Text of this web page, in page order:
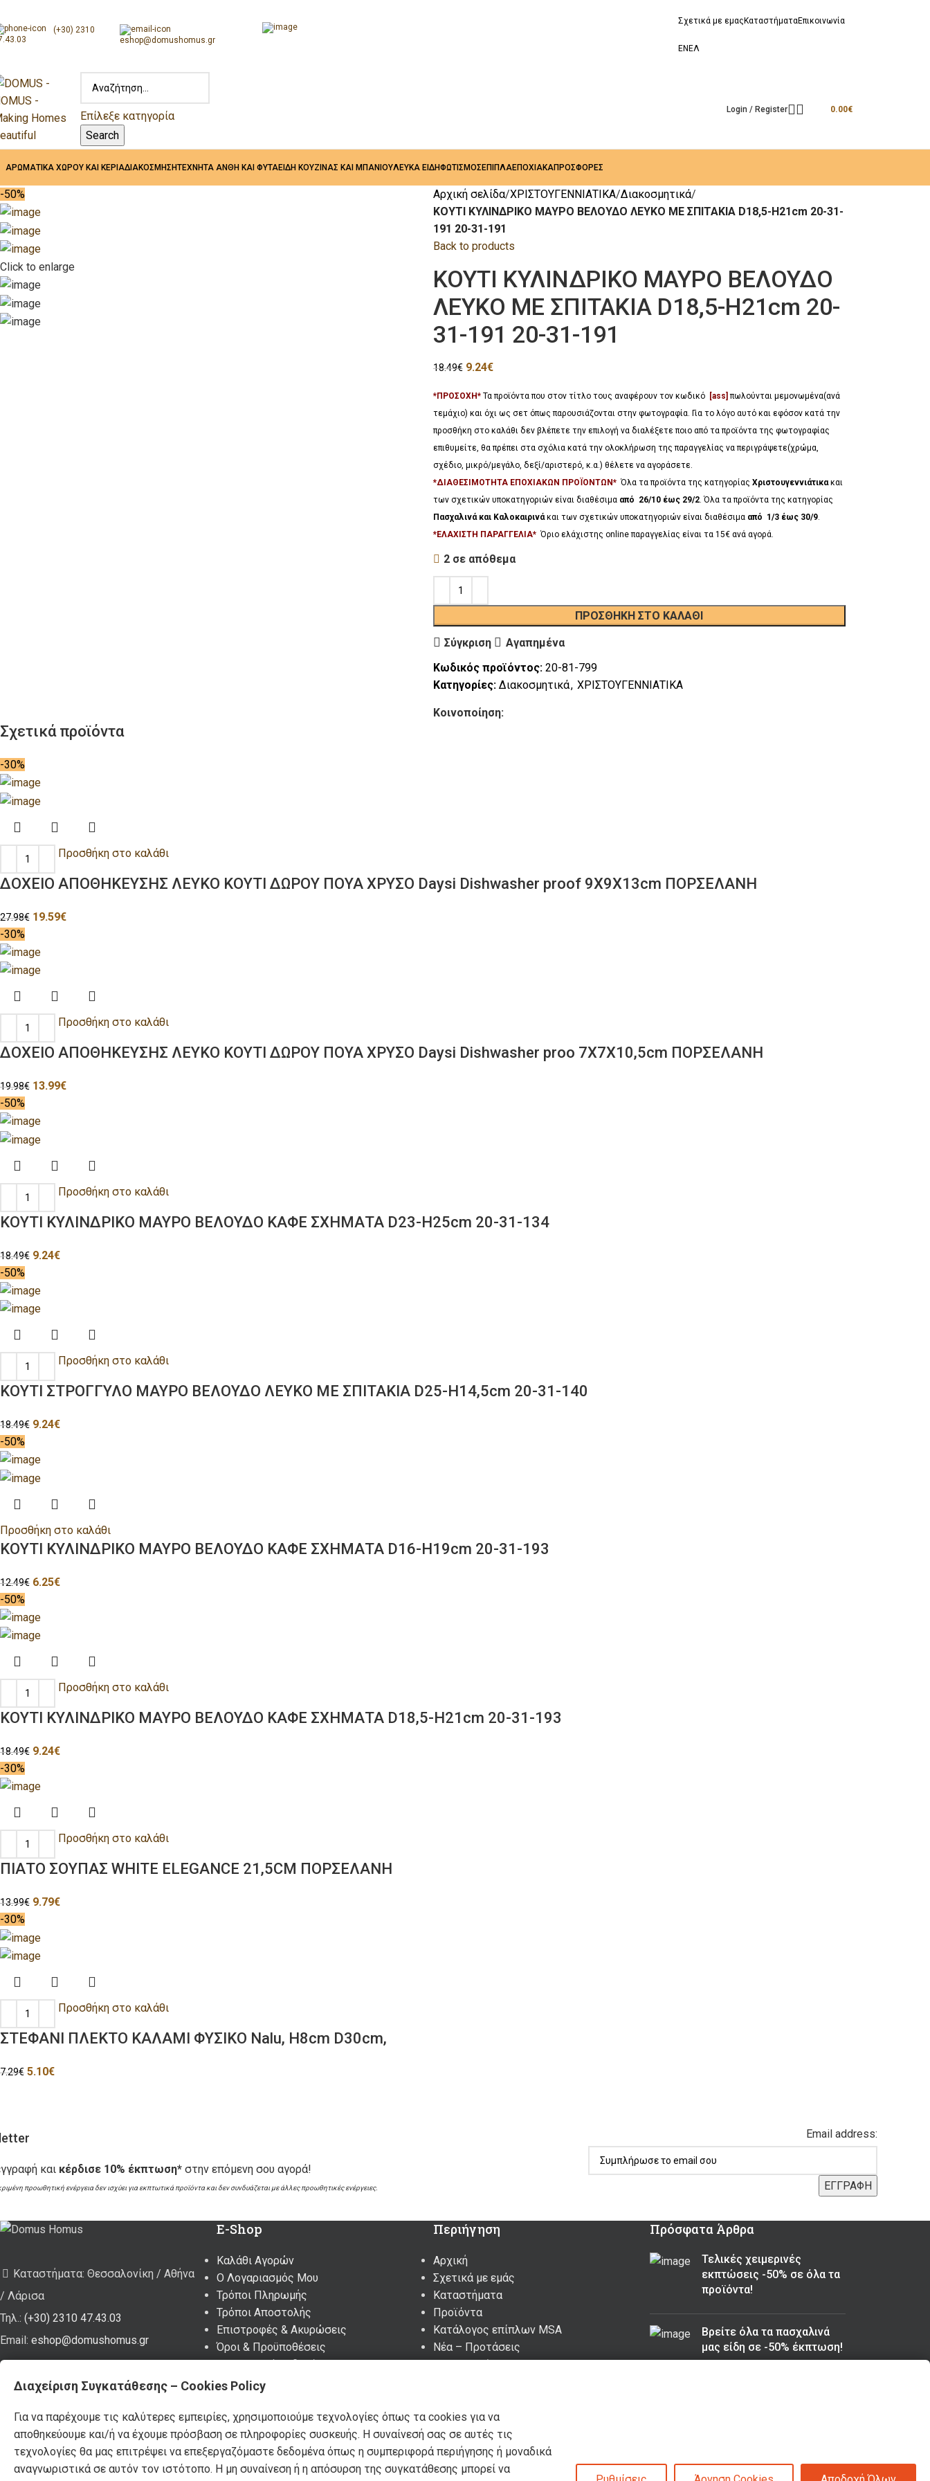
(+30) 2310
eshop@domushomus.gr
Σχετικά με εμας ΚαταστήματαΕπικοινωνία
EN ΕΛ
Επίλεξε κατηγορία
Search
Login / Register 0.00€
ΑΡΩΜΑΤΙΚΑ ΧΩΡΟΥ ΚΑΙ ΚΕΡΙΑΔΙΑΚΟΣΜΗΣΗΤΕΧΝΗΤΑ ΑΝΘΗ ΚΑΙ ΦΥΤΑΕΙΔΗ ΚΟΥΖΙΝΑΣ ΚΑΙ ΜΠΑΝΙΟΥΛΕΥΚΑ ΕΙΔΗΦΩΤΙΣΜΟΣ ΕΠΙΠΛΑΕΠΟΧΙΑΚΑΠΡΟΣΦΟΡΕΣ
-50%
Click to enlarge
Αρχική σελίδα ΧΡΙΣΤΟΥΓΕΝΝΙΑΤΙΚΑ Διακοσμητικά
ΚΟΥΤΙ ΚΥΛΙΝΔΡΙΚΟ ΜΑΥΡΟ ΒΕΛΟΥΔΟ ΛΕΥΚΟ ΜΕ ΣΠΙΤΑΚΙΑ D18,5-H21cm 20-31-
191 20-31-191
Back to products
ΚΟΥΤΙ ΚΥΛΙΝΔΡΙΚΟ ΜΑΥΡΟ ΒΕΛΟΥΔΟ
ΛΕΥΚΟ ΜΕ ΣΠΙΤΑΚΙΑ D18,5-H21cm 20-
31-191 20-31-191
18.49€ 9.24€
*ΠΡΟΣΟΧΗ* Τα προϊόντα που στον τίτλο τους αναφέρουν τον κωδικό [ass] πωλούνται μεμονωμένα(ανά
τεμάχιο) και όχι ως σετ όπως παρουσιάζονται στην φωτογραφία. Για το λόγο αυτό και εφόσον κατά την
προσθήκη στο καλάθι δεν βλέπετε την επιλογή να διαλέξετε ποιο από τα προϊόντα της φωτογραφίας
επιθυμείτε, θα πρέπει στα σχόλια κατά την ολοκλήρωση της παραγγελίας να περιγράψετε(χρώμα,
σχέδιο, μικρό/μεγάλο, δεξί/αριστερό, κ.α.) θέλετε να αγοράσετε.
*ΔΙΑΘΕΣΙΜΟΤΗΤΑ ΕΠΟΧΙΑΚΩΝ ΠΡΟΪΟΝΤΩΝ* Όλα τα προϊόντα της κατηγορίας Χριστουγεννιάτικακαι
των σχετικών υποκατηγοριών είναι διαθέσιμα από 26/10 έως 29/2. Όλα τα προϊόντα της κατηγορίας
Πασχαλινά και Καλοκαιρινάκαι των σχετικών υποκατηγοριών είναι διαθέσιμα από 1/3 έως 30/9.
*ΕΛΑΧΙΣΤΗ ΠΑΡΑΓΓΕΛΙΑ* Όριο ελάχιστης online παραγγελίας είναι τα 15€ ανά αγορά.
2 σε απόθεμα
ΠΡΟΣΘΉΚΗ ΣΤΟ ΚΑΛΆΘΙ
Σύγκριση
Αγαπημένα
Κωδικός προϊόντος: 20-81-799
Κατηγορίες: Διακοσμητικά, ΧΡΙΣΤΟΥΓΕΝΝΙΑΤΙΚΑ
Κοινοποίηση:
Σχετικά προϊόντα
-30%
Προσθήκη στο καλάθι
ΔΟΧΕΙΟ ΑΠΟΘΗΚΕΥΣΗΣ ΛΕΥΚΟ ΚΟΥΤΙ ΔΩΡΟΥ ΠΟΥΑ ΧΡΥΣΟ Daysi Dishwasher proof 9Χ9Χ13cm ΠΟΡΣΕΛΑΝΗ
27.98€ 19.59€
-30%
Προσθήκη στο καλάθι
ΔΟΧΕΙΟ ΑΠΟΘΗΚΕΥΣΗΣ ΛΕΥΚΟ ΚΟΥΤΙ ΔΩΡΟΥ ΠΟΥΑ ΧΡΥΣΟ Daysi Dishwasher proo 7Χ7Χ10,5cm ΠΟΡΣΕΛΑΝΗ
19.98€ 13.99€
-50%
Προσθήκη στο καλάθι
ΚΟΥΤΙ ΚΥΛΙΝΔΡΙΚΟ ΜΑΥΡΟ ΒΕΛΟΥΔΟ ΚΑΦΕ ΣΧΗΜΑΤΑ D23-H25cm 20-31-134
18.49€ 9.24€
-50%
Προσθήκη στο καλάθι
ΚΟΥΤΙ ΣΤΡΟΓΓΥΛΟ ΜΑΥΡΟ ΒΕΛΟΥΔΟ ΛΕΥΚΟ ΜΕ ΣΠΙΤΑΚΙΑ D25-Η14,5cm 20-31-140
18.49€ 9.24€
-50%
Προσθήκη στο καλάθι
ΚΟΥΤΙ ΚΥΛΙΝΔΡΙΚΟ ΜΑΥΡΟ ΒΕΛΟΥΔΟ ΚΑΦΕ ΣΧΗΜΑΤΑ D16-Η19cm 20-31-193
12.49€ 6.25€
-50%
Προσθήκη στο καλάθι
ΚΟΥΤΙ ΚΥΛΙΝΔΡΙΚΟ ΜΑΥΡΟ ΒΕΛΟΥΔΟ ΚΑΦΕ ΣΧΗΜΑΤΑ D18,5-H21cm 20-31-193
18.49€ 9.24€
-30%
Προσθήκη στο καλάθι
ΠΙΑΤΟ ΣΟΥΠΑΣ WHITE ELEGANCE 21,5CΜ ΠΟΡΣΕΛΑΝΗ
13.99€ 9.79€
-30%
Προσθήκη στο καλάθι
ΣΤΕΦΑΝΙ ΠΛΕΚΤΟ ΚΑΛΑΜΙ ΦΥΣΙΚΟ Nalu, H8cm D30cm,
7.29€ 5.10€
και κέρδισε 10% έκπτωση* στην επόμενη σου αγορά!
προωθητική ενέργεια δεν ισχύει για εκπτωτικά προϊόντα και δεν συνδυάζεται με άλλες προωθητικές ενέργειες.
Email address:
Καταστήματα: Θεσσαλονίκη / Αθήνα
/ Λάρισα
Τηλ.: (+30) 2310 47.43.03
Email: eshop@domushomus.gr
E-Shop
Καλάθι Αγορών
Ο Λογαριασμός Μου
Τρόποι Πληρωμής
Τρόποι Αποστολής
Επιστροφές & Ακυρώσεις
Όροι & Προϋποθέσεις
Προσωπικά Δεδομένα – Cookies
Περιήγηση
Αρχική
Σχετικά με εμάς
Καταστήματα
Προϊόντα
Κατάλογος επίπλων MSA
Nέα – Προτάσεις
Επικοινωνία
Πρόσφατα Άρθρα
Τελικές χειμερινές
εκπτώσεις -50% σε όλα τα
προϊόντα!
Βρείτε όλα τα πασχαλινά
μας είδη σε -50% έκπτωση!
Διαχείριση Συγκατάθεσης – Cookies Policy
Για να παρέχουμε τις καλύτερες εμπειρίες, χρησιμοποιούμε τεχνολογίες όπως τα cookies για να
αποθηκεύουμε και/ή να έχουμε πρόσβαση σε πληροφορίες συσκευής. Η συναίνεσή σας σε αυτές τις
τεχνολογίες θα μας επιτρέψει να επεξεργαζόμαστε δεδομένα όπως η συμπεριφορά περιήγησης ή μοναδικά
αναγνωριστικά σε αυτόν τον ιστότοπο. Η μη συναίνεση ή η απόσυρση της συγκατάθεσης μπορεί να